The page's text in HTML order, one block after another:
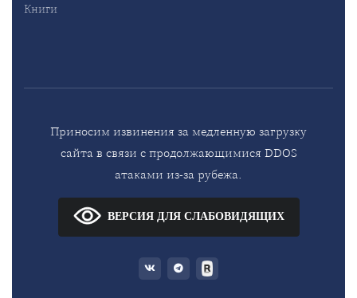
Книги
Приносим извинения за медленную загрузку
сайта в связи с продолжающимися DDOS
атаками из-за рубежа.
ВЕРСИЯ ДЛЯ СЛАБОВИДЯЩИХ